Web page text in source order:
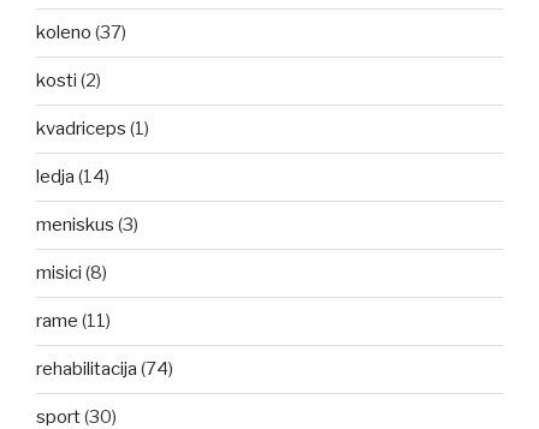
koleno (37)
kosti (2)
kvadriceps (1)
ledja (14)
meniskus (3)
misici (8)
rame (11)
rehabilitacija (74)
sport(30)